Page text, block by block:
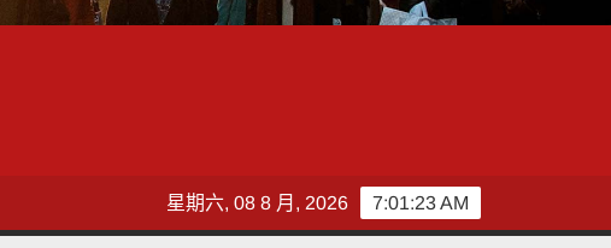
7:01:24 AM
星期六, 08 8 月, 2026